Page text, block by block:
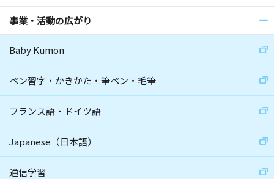
事業・活動の広がり
Baby Kumon
ペン習字・かきかた・筆ペン・毛筆
フランス語・ドイツ語
Japanese（日本語）
通信学習